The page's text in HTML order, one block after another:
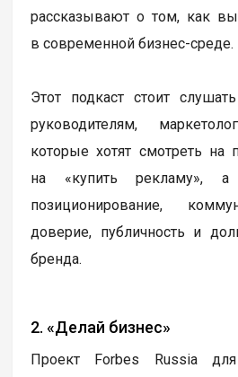
рассказывают о том, как
в современной бизнес-среде.
Этот подкаст стоит
руководителям,
которые хотят смотреть на
на «купить рекламу»,
позиционирование,
доверие, публичность и
бренда.
2. «Делай бизнес»
Проект Forbes Russia